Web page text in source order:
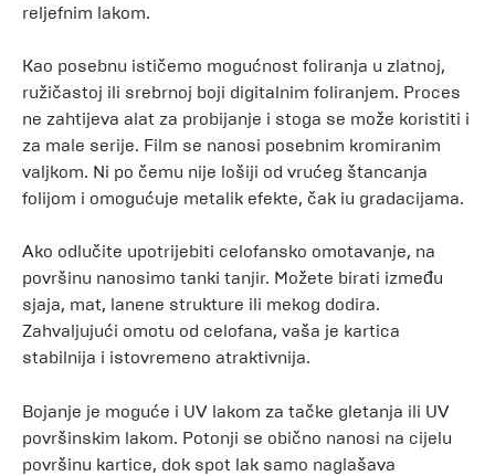
reljefnim lakom.
Kao posebnu ističemo mogućnost foliranja u zlatnoj,
ružičastoj ili srebrnoj boji digitalnim foliranjem. Proces
ne zahtijeva alat za probijanje i stoga se može koristiti i
za male serije. Film se nanosi posebnim kromiranim
valjkom. Ni po čemu nije lošiji od vrućeg štancanja
folijom i omogućuje metalik efekte, čak iu gradacijama.
Ako odlučite upotrijebiti celofansko omotavanje, na
površinu nanosimo tanki tanjir. Možete birati između
sjaja, mat, lanene strukture ili mekog dodira.
Zahvaljujući omotu od celofana, vaša je kartica
stabilnija i istovremeno atraktivnija.
Bojanje je moguće i UV lakom za tačke gletanja ili UV
površinskim lakom. Potonji se obično nanosi na cijelu
površinu kartice, dok spot lak samo naglašava